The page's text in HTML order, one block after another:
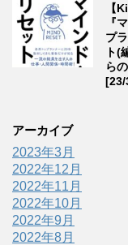
【
『
プ
ト(
ら
[23/
アーカイブ
2023年3月
2022年12月
2022年11月
2022年10月
2022年9月
2022年8月